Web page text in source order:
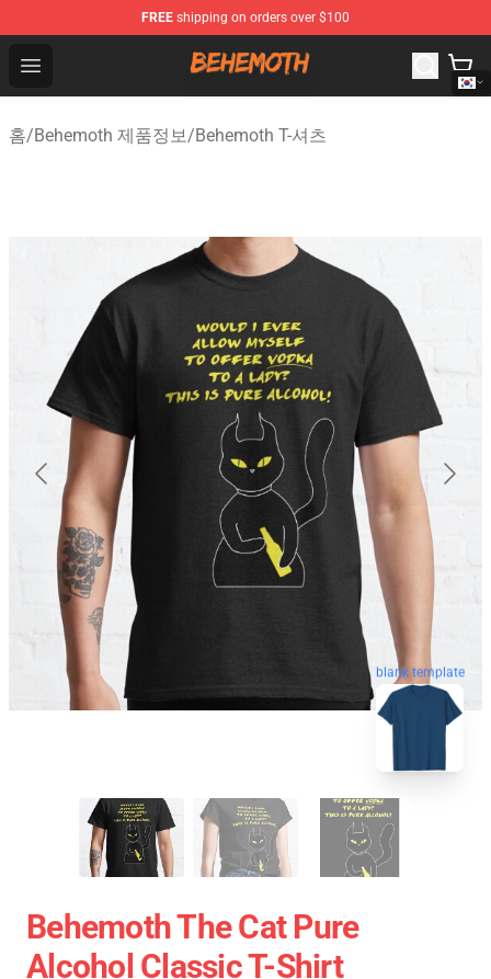
FREE shipping on orders over $100
Open menu
Behemoth Store - Official Behemoth Merchandise Shop
홈/Behemoth 제품정보/Behemoth T-셔츠
blank template
Behemoth The Cat Pure
Alcohol Classic T-Shirt